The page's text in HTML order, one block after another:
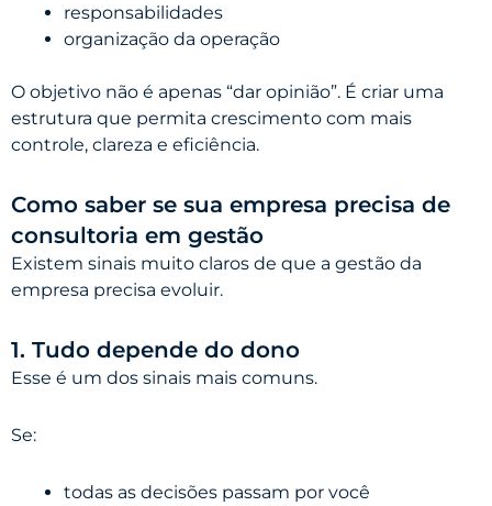
responsabilidades
organização da operação
O objetivo não é apenas “dar opinião”. É criar uma
estrutura que permita crescimento com mais
controle, clareza e eficiência.
Como saber se sua empresa precisa de
consultoria em gestão
Existem sinais muito claros de que a gestão da
empresa precisa evoluir.
1. Tudo depende do dono
Esse é um dos sinais mais comuns.
Se:
todas as decisões passam por você